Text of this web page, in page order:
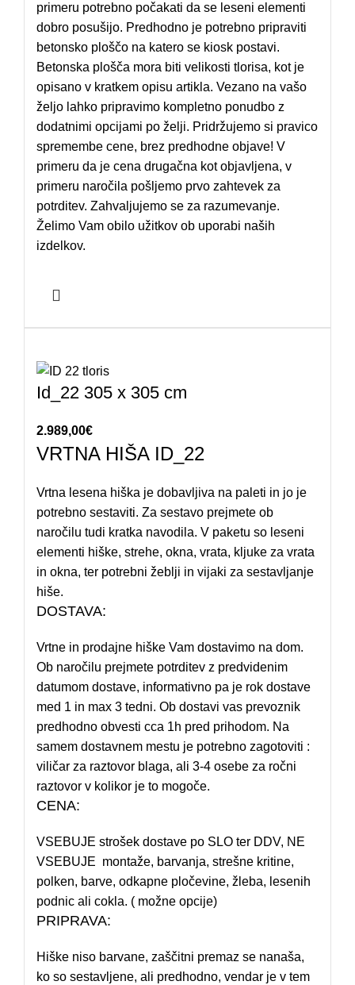
primeru potrebno počakati da se leseni elementi
dobro posušijo. Predhodno je potrebno pripraviti
betonsko ploščo na katero se kiosk postavi.
Betonska plošča mora biti velikosti tlorisa, kot je
opisano v kratkem opisu artikla. Vezano na vašo
željo lahko pripravimo kompletno ponudbo z
dodatnimi opcijami po želji. Pridržujemo si pravico
spremembe cene, brez predhodne objave! V
primeru da je cena drugačna kot objavljena, v
primeru naročila pošljemo prvo zahtevek za
potrditev. Zahvaljujemo se za razumevanje.
Želimo Vam obilo užitkov ob uporabi naših
izdelkov.
Id_22 305 x 305 cm
2.989,00€
VRTNA HIŠA ID_22
Vrtna lesena hiška je dobavljiva na paleti in jo je
potrebno sestaviti. Za sestavo prejmete ob
naročilu tudi kratka navodila. V paketu so leseni
elementi hiške, strehe, okna, vrata, kljuke za vrata
in okna, ter potrebni žeblji in vijaki za sestavljanje
hiše.
DOSTAVA:
Vrtne in prodajne hiške Vam dostavimo na dom.
Ob naročilu prejmete potrditev z predvidenim
datumom dostave, informativno pa je rok dostave
med 1 in max 3 tedni. Ob dostavi vas prevoznik
predhodno obvesti cca 1h pred prihodom. Na
samem dostavnem mestu je potrebno zagotoviti :
viličar za raztovor blaga, ali 3-4 osebe za ročni
raztovor v kolikor je to mogoče.
CENA:
VSEBUJE strošek dostave po SLO ter DDV, NE
VSEBUJE montaže, barvanja, strešne kritine,
polken, barve, odkapne pločevine, žleba, lesenih
podnic ali cokla. ( možne opcije)
PRIPRAVA:
Hiške niso barvane, zaščitni premaz se nanaša,
ko so sestavljene, ali predhodno, vendar je v tem